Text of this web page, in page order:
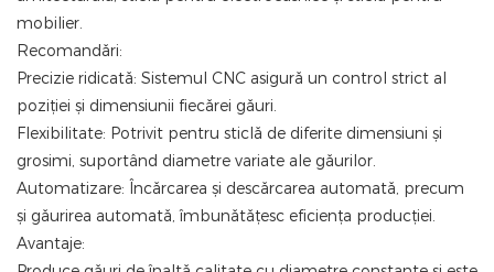
mobilier.
Recomandări:
Precizie ridicată: Sistemul CNC asigură un control strict al
poziției și dimensiunii fiecărei găuri.
Flexibilitate: Potrivit pentru sticlă de diferite dimensiuni și
grosimi, suportând diametre variate ale găurilor.
Automatizare: Încărcarea și descărcarea automată, precum
și găurirea automată, îmbunătățesc eficiența producției.
Avantaje: